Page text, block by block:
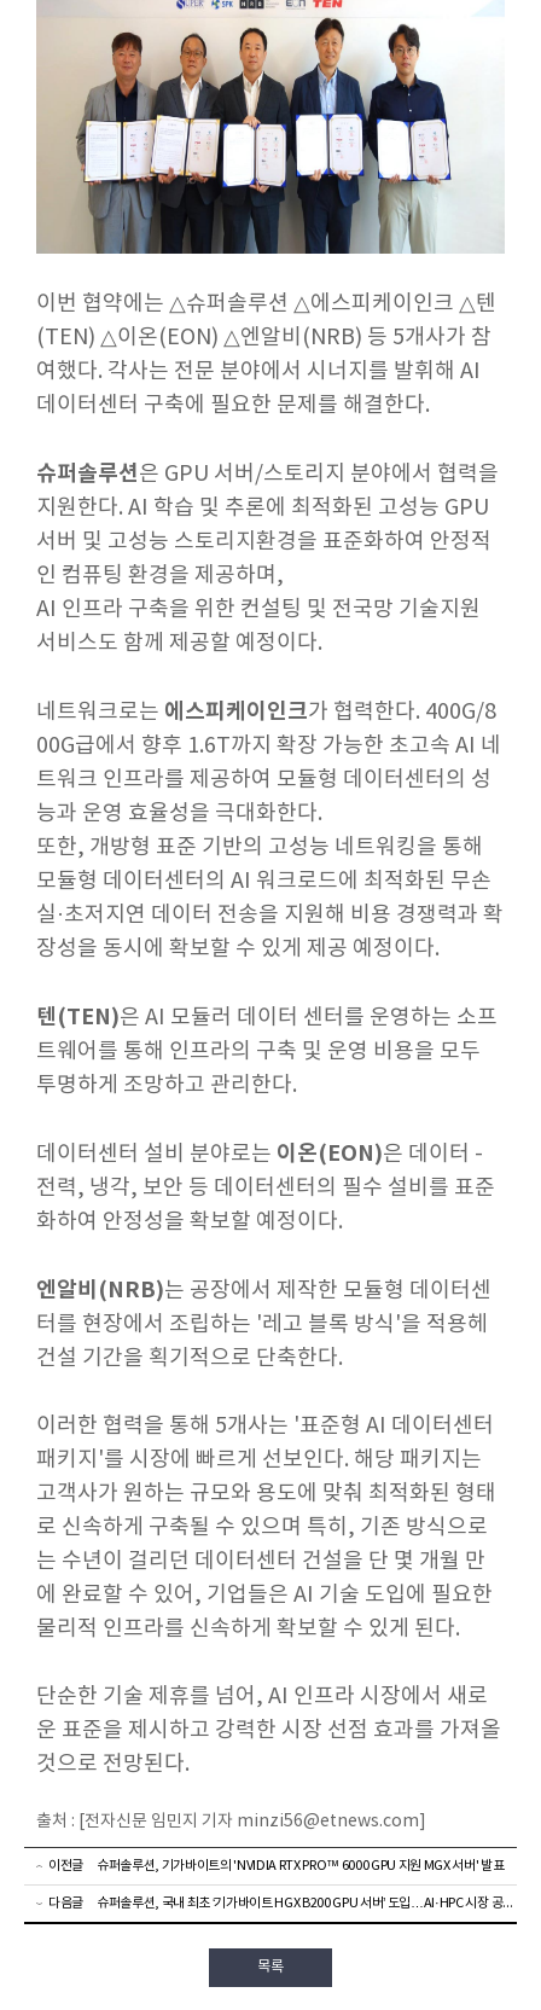
이번 협약에는 △슈퍼솔루션 △에스피케이인크 △텐
(TEN) △이온(EON) △엔알비(NRB) 등 5개사가 참
여했다. 각사는 전문 분야에서 시너지를 발휘해 AI
데이터센터 구축에 필요한 문제를 해결한다.
슈퍼솔루션은 GPU 서버/스토리지 분야에서 협력을
지원한다. AI 학습 및 추론에 최적화된 고성능 GPU
서버 및 고성능 스토리지환경을 표준화하여 안정적
인 컴퓨팅 환경을 제공하며,
AI 인프라 구축을 위한 컨설팅 및 전국망 기술지원
서비스도 함께 제공할 예정이다.
네트워크로는 에스피케이인크가 협력한다. 400G/8
00G급에서 향후 1.6T까지 확장 가능한 초고속 AI 네
트워크 인프라를 제공하여 모듈형 데이터센터의 성
능과 운영 효율성을 극대화한다.
또한, 개방형 표준 기반의 고성능 네트워킹을 통해
모듈형 데이터센터의 AI 워크로드에 최적화된 무손
실·초저지연 데이터 전송을 지원해 비용 경쟁력과 확
장성을 동시에 확보할 수 있게 제공 예정이다.
텐(TEN)은 AI 모듈러 데이터 센터를 운영하는 소프
트웨어를 통해 인프라의 구축 및 운영 비용을 모두
투명하게 조망하고 관리한다.
데이터센터 설비 분야로는 이온(EON)은 데이터 -
전력, 냉각, 보안 등 데이터센터의 필수 설비를 표준
화하여 안정성을 확보할 예정이다.
엔알비(NRB)는 공장에서 제작한 모듈형 데이터센
터를 현장에서 조립하는 '레고 블록 방식'을 적용헤
건설 기간을 획기적으로 단축한다.
이러한 협력을 통해 5개사는 '표준형 AI 데이터센터
패키지'를 시장에 빠르게 선보인다. 해당 패키지는
고객사가 원하는 규모와 용도에 맞춰 최적화된 형태
로 신속하게 구축될 수 있으며 특히, 기존 방식으로
는 수년이 걸리던 데이터센터 건설을 단 몇 개월 만
에 완료할 수 있어, 기업들은 AI 기술 도입에 필요한
물리적 인프라를 신속하게 확보할 수 있게 된다.
단순한 기술 제휴를 넘어, AI 인프라 시장에서 새로
운 표준을 제시하고 강력한 시장 선점 효과를 가져올
것으로 전망된다.
출처 : [전자신문 임민지 기자 minzi56@etnews.com]
이전글 슈퍼솔루션, 기가바이트의 'NVIDIA RTX PRO™ 6000 GPU 지원 MGX 서버' 발표
다음글 슈퍼솔루션, 국내 최초 ‘기가바이트 HGX B200 GPU 서버’ 도입…AI·HPC 시장 공략 본격화
목록